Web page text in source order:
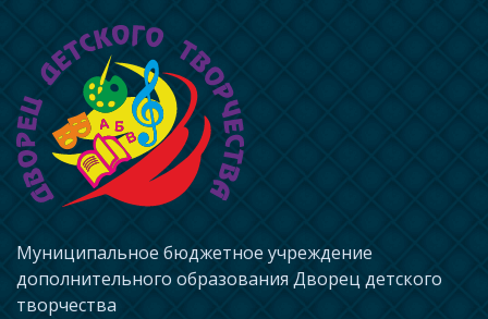
Муниципальное бюджетное учреждение
дополнительного образования Дворец детского
творчества